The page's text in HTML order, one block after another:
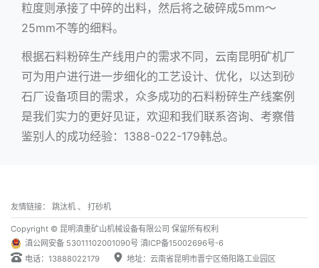
粒度则承接了中碎的出料，然后将之破碎成5mm～
25mm不等的细料。
根据石料粉碎生产线用户的需求不同，云南昆明矿机厂
可为用户进行进一步细化的工艺设计、优化，以达到砂
石厂设备项目的需求，众多成功的石料粉碎生产线案例
是我们实力的更好见证，欢迎和我们联系咨询、考察借
鉴别人的成功经验：1388-022-179韩总。
友情链接： 跳汰机 、 打砂机
Copyright © 昆明滇重矿山机械设备有限公司 保留所有权利
滇公网安备 53011102001090号 滇ICP备15002696号-6
电话：13888022179
地址：云南省昆明市晋宁区倚阳路工业园区